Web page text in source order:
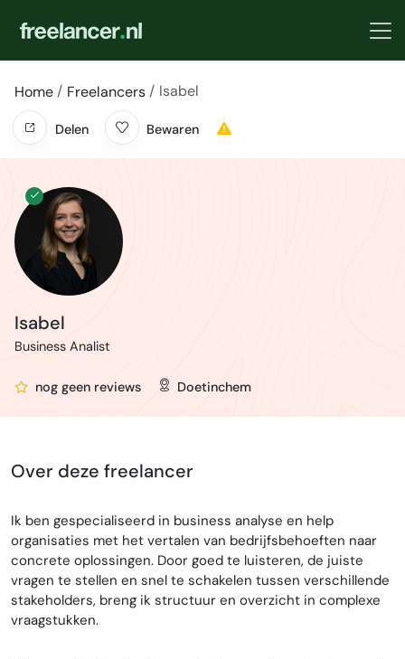
Home Freelancers Isabel
Delen Bewaren
Isabel
Business Analist
nog geen reviews Doetinchem
Over deze freelancer
Ik ben gespecialiseerd in business analyse en help
organisaties met het vertalen van bedrijfsbehoeften naar
concrete oplossingen. Door goed te luisteren, de juiste
vragen te stellen en snel te schakelen tussen verschillende
stakeholders, breng ik structuur en overzicht in complexe
vraagstukken.